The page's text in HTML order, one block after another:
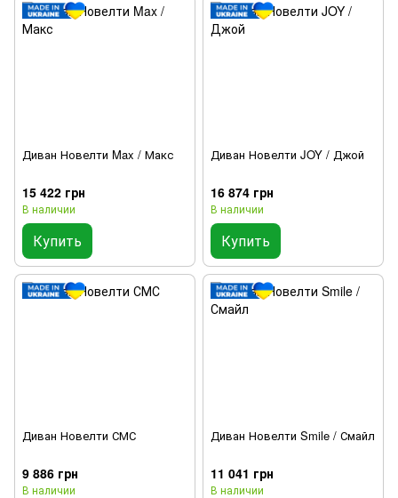
Диван Новелти Max / Макс
15 422 грн
В наличии
Купить
Диван Новелти JOY / Джой
16 874 грн
В наличии
Купить
Диван Новелти СМС
9 886 грн
В наличии
Диван Новелти Smile / Смайл
11 041 грн
В наличии